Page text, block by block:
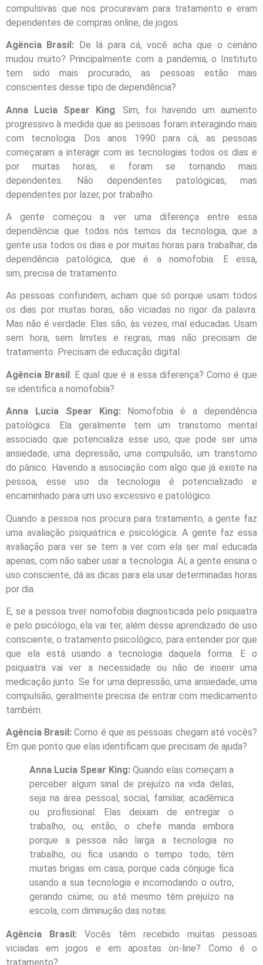
compulsivas que nos procuravam para tratamento e eram
dependentes de compras online, de jogos.
Agência Brasil: De lá para cá, você acha que o cenário
mudou muito? Principalmente com a pandemia, o Instituto
tem sido mais procurado, as pessoas estão mais
conscientes desse tipo de dependência?
Anna Lucia Spear King: Sim, foi havendo um aumento
progressivo à medida que as pessoas foram interagindo mais
com tecnologia. Dos anos 1990 para cá, as pessoas
começaram a interagir com as tecnologias todos os dias e
por muitas horas, e foram se tornando mais
dependentes. Não dependentes patológicas, mas
dependentes por lazer, por trabalho.
A gente começou a ver uma diferença entre essa
dependência que todos nós temos da tecnologia, que a
gente usa todos os dias e por muitas horas para trabalhar, da
dependência patológica, que é a nomofobia. E essa,
sim, precisa de tratamento.
As pessoas confundem, acham que só porque usam todos
os dias por muitas horas, são viciadas no rigor da palavra.
Mas não é verdade. Elas são, às vezes, mal educadas. Usam
sem hora, sem limites e regras, mas não precisam de
tratamento. Precisam de educação digital.
Agência Brasil: E qual que é a essa diferença? Como é que
se identifica a nomofobia?
Anna Lucia Spear King:Nomofobia é a dependência
patológica. Ela geralmente tem um transtorno mental
associado que potencializa esse uso, que pode ser uma
ansiedade, uma depressão, uma compulsão, um transtorno
do pânico. Havendo a associação com algo que já existe na
pessoa, esse uso da tecnologia é potencializado e
encaminhado para um uso excessivo e patológico.
Quando a pessoa nos procura para tratamento, a gente faz
uma avaliação psiquiátrica e psicológica. A gente faz essa
avaliação para ver se tem a ver com ela ser mal educada
apenas, com não saber usar a tecnologia. Aí, a gente ensina o
uso consciente, dá as dicas para ela usar determinadas horas
por dia.
E, se a pessoa tiver nomofobia diagnosticada pelo psiquiatra
e pelo psicólogo, ela vai ter, além desse aprendizado de uso
consciente, o tratamento psicológico, para entender por que
que ela está usando a tecnologia daquela forma. E o
psiquiatra vai ver a necessidade ou não de inserir uma
medicação junto. Se for uma depressão, uma ansiedade, uma
compulsão, geralmente precisa de entrar com medicamento
também.
Agência Brasil: Como é que as pessoas chegam até vocês?
Em que ponto que elas identificam que precisam de ajuda?
Anna Lucia Spear King: Quando elas começam a
perceber algum sinal de prejuízo na vida delas,
seja na área pessoal, social, familiar, acadêmica
ou profissional. Elas deixam de entregar o
trabalho, ou, então, o chefe manda embora
porque a pessoa não larga a tecnologia no
trabalho, ou fica usando o tempo todo; têm
muitas brigas em casa, porque cada cônjuge fica
usando a sua tecnologia e incomodando o outro,
gerando ciúme; ou até mesmo têm prejuízo na
escola, com diminução das notas.
Agência Brasil: Vocês têm recebido muitas pessoas
viciadas em jogos e em apostas on-line? Como é o
tratamento?